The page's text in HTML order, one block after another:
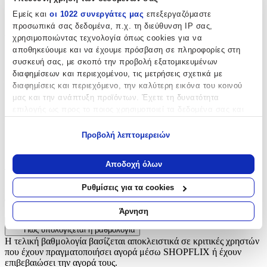
Εμείς και οι 1022 συνεργάτες μας επεξεργαζόμαστε
προσωπικά σας δεδομένα, π.χ. τη διεύθυνση IP σας,
χρησιμοποιώντας τεχνολογία όπως cookies για να
αποθηκεύουμε και να έχουμε πρόσβαση σε πληροφορίες στη
συσκευή σας, με σκοπό την προβολή εξατομικευμένων
διαφημίσεων και περιεχομένου, τις μετρήσεις σχετικά με
διαφημίσεις και περιεχόμενο, την καλύτερη εικόνα του κοινού
μας και την ανάπτυξη προϊόντων. Έχετε τη δυνατότητα
Να συλλέξουμε πληροφορίες σχετικά με τη γεωγραφική
σας τοποθεσία, οι οποίες μπορεί να είναι ακριβείς σε
απόσταση μερικών μέτρων
Να αναγνωρίσουμε τη συσκευή σας σαρώνοντας ενεργά
για συγκεκριμένα χαρακτηριστικά (δακτυλικό αποτύπωμα)
Μάθετε περισσότερα σχετικά με τον τρόπο επεξεργασίας των
προσωπικών σας δεδομένων και καθορίστε τις προτιμήσεις σας
στηνενότητα “Λεπτομέρειες”. Μπορείτε να αλλάξετε ή να
ανακαλέσετε τη συγκατάθεσή σας ανά πάσα στιγμή από τη
Προβολή λεπτομερειών
Αποδοχή όλων
Ρυθμίσεις για τα cookies
Άρνηση
Μπρελόκ
Υλικό:
Μεταλλικό
Χρώμα:
Πολύχρωμο
Κατασκευαστής:
Προς το παρόν δεν υπάρχουν άλλες αξιολογήσεις. Όταν
προστεθούν, θα εμφανιστούν εδώ.
Πώς υπολογίζεται η βαθμολογία
Η τελική βαθμολογία βασίζεται αποκλειστικά σε κριτικές χρηστών
που έχουν πραγματοποιήσει αγορά μέσω SHOPFLIX ή έχουν
επιβεβαιώσει την αγορά τους.